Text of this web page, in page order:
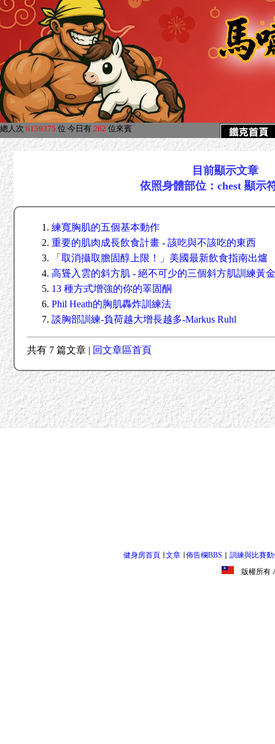
總人次 6159375 位 今日有 262 位來賓
目前顯示文章
依照身體部位：chest 顯示
練寬胸肌的五個基本動作
重要的肌肉成長飲食計畫 - 該吃與不該吃的東西
「取消攝取膽固醇上限！」美國最新飲食指南出爐
高聳入雲的斜方肌 - 絕不可少的三個斜方肌訓練黃
13 種方式增強的你的睪固酮
Phil Heath的胸肌轟炸訓練法
談胸部訓練-負荷越大增長越多-Markus Ruhl
共有 7 篇文章 | 回文章區首頁
健身房首頁∣ 文章∣ 佈告欄BBS
訓練與比賽動
版權所有